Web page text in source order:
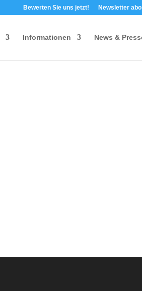
Bewerten Sie uns jetzt! Newsletter
Informationen News &